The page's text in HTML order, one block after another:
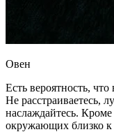
Овен
Есть вероятность,
Не расстраиваетесь,
наслаждайтесь.
окружающих близко к